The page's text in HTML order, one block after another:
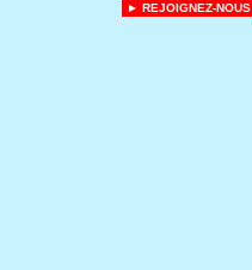
► REJOIGNEZ-NOUS